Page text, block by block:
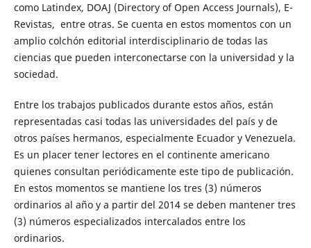
como Latindex, DOAJ (Directory of Open Access Journals), E-
Revistas, entre otras. Se cuenta en estos momentos con un
amplio colchón editorial interdisciplinario de todas las
ciencias que pueden interconectarse con la universidad y la
sociedad.
Entre los trabajos publicados durante estos años, están
representadas casi todas las universidades del país y de
otros países hermanos, especialmente Ecuador y Venezuela.
Es un placer tener lectores en el continente americano
quienes consultan periódicamente este tipo de publicación.
En estos momentos se mantiene los tres (3) números
ordinarios al año y a partir del 2014 se deben mantener tres
(3) números especializados intercalados entre los
ordinarios.